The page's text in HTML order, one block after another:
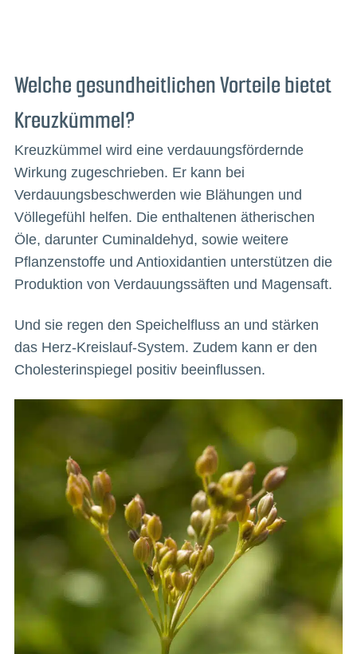
Welche gesundheitlichen Vorteile bietet
Kreuzkümmel?
Kreuzkümmel wird eine verdauungsfördernde
Wirkung zugeschrieben. Er kann bei
Verdauungsbeschwerden wie Blähungen und
Völlegefühl helfen. Die enthaltenen ätherischen
Öle, darunter Cuminaldehyd, sowie weitere
Pflanzenstoffe und Antioxidantien unterstützen die
Produktion von Verdauungssäften und Magensaft.
Und sie regen den Speichelfluss an und stärken
das Herz-Kreislauf-System. Zudem kann er den
Cholesterinspiegel positiv beeinflussen.